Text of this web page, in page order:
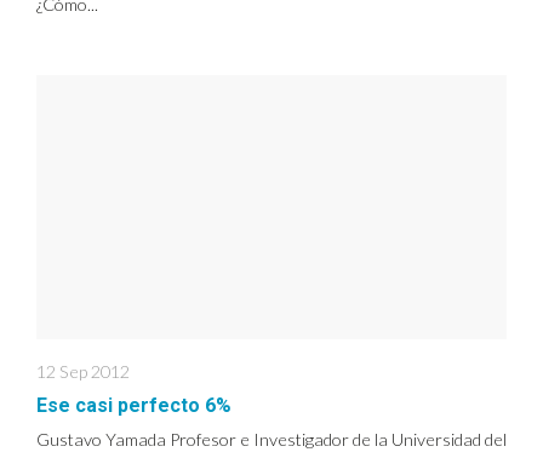
12 Sep 2012
Ese casi perfecto 6%
Gustavo Yamada Profesor e Investigador de la Universidad del